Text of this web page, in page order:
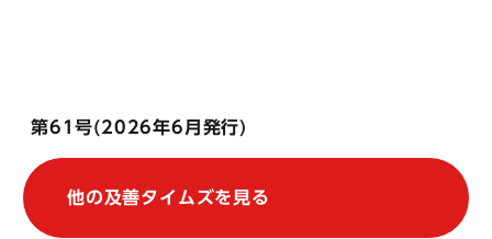
第61号(2026年6月発行)
他の及善タイムズを見る